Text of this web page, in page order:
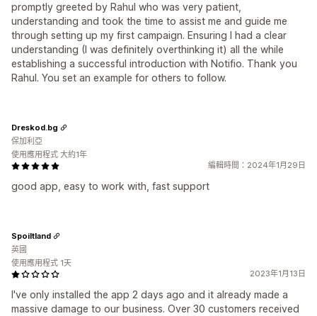
promptly greeted by Rahul who was very patient,
understanding and took the time to assist me and guide me
through setting up my first campaign. Ensuring I had a clear
understanding (I was definitely overthinking it) all the while
establishing a successful introduction with Notifio. Thank you
Rahul. You set an example for others to follow.
編輯時間：2024年1月29日
good app, easy to work with, fast support
Dreskod.bg
保加利亞
使用應用程式 大約1年
2023年1月13日
I've only installed the app 2 days ago and it already made a
massive damage to our business. Over 30 customers received
Spoiltland
英國
使用應用程式 1天